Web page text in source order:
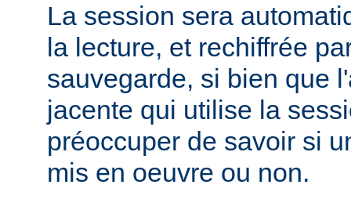
La session sera
la lecture, et rechiffrée
sauvegarde, si bien que
jacente qui utilise la
préoccuper de savoir si
mis en oeuvre ou non.